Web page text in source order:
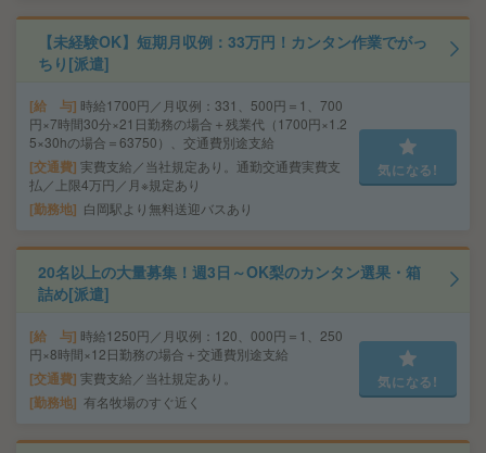
【未経験OK】短期月収例：33万円！カンタン作業でがっ
ちり[派遣]
給 与 時給1700円／月収例：331、500円＝1、700
円×7時間30分×21日勤務の場合＋残業代（1700円×1.2
5×30hの場合＝63750）、交通費別途支給
交通費 実費支給／当社規定あり。通勤交通費実費支
払／上限4万円／月※規定あり
勤務地 白岡駅より無料送迎バスあり
気になる!
20名以上の大量募集！週3日～OK梨のカンタン選果・箱
詰め[派遣]
給 与 時給1250円／月収例：120、000円＝1、250
円×8時間×12日勤務の場合＋交通費別途支給
交通費 実費支給／当社規定あり。
勤務地 有名牧場のすぐ近く
気になる!